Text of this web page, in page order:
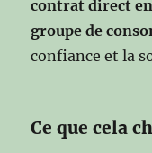
contrat direct
groupe de
confiance et la
Ce que cela